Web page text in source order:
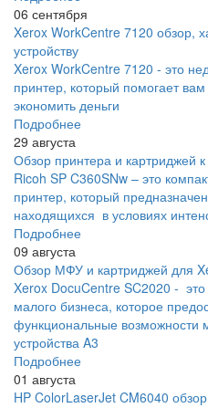
06 сентября
Xerox WorkCentre 7120 обзор,
устройству
Xerox WorkCentre 7120 - это
принтер, который помогает
экономить деньги
Подробнее
29 августа
Обзор принтера и картриджей
Ricoh SP C360SNw – это
принтер, который
находящихся в условиях
Подробнее
09 августа
Обзор МФУ и картриджей для
Xerox DocuCentre SC2020 -
малого бизнеса, которое
функциональные возможности
устройства A3
Подробнее
01 августа
HP ColorLaserJet CM6040